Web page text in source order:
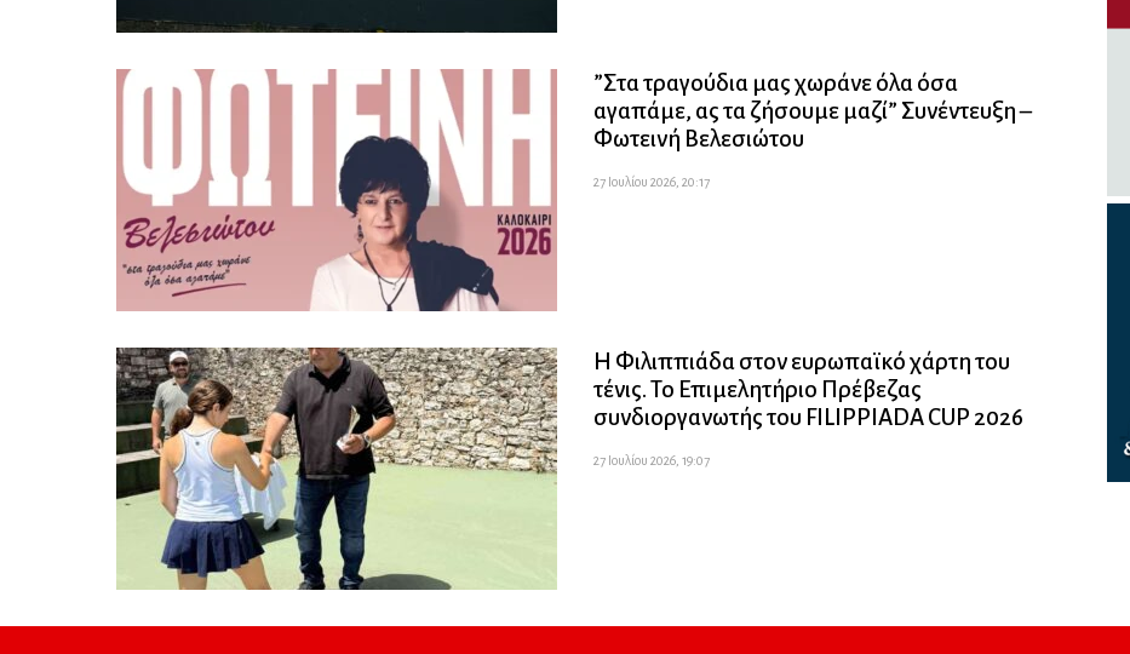
”Στα τραγούδια μας χωράνε όλα όσα
αγαπάμε, ας τα ζήσουμε μαζί” Συνέντευξη –
Φωτεινή Βελεσιώτου
27 Ιουλίου 2026, 20:17
Η Φιλιππιάδα στον ευρωπαϊκό χάρτη του
τένις. Το Επιμελητήριο Πρέβεζας
συνδιοργανωτής του FILIPPIADA CUP 2026
27 Ιουλίου 2026, 19:07